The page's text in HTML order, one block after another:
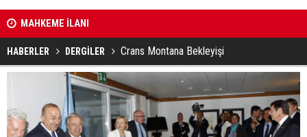
MAHKEME İLANI
HABERLER DERGİLER Crans Montana Bekleyişi